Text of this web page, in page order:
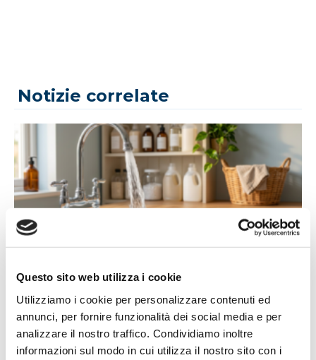
Questo sito web utilizza i cookie
Utilizziamo i cookie per personalizzare contenuti ed
annunci, per fornire funzionalità dei social media e per
analizzare il nostro traffico. Condividiamo inoltre
informazioni sul modo in cui utilizza il nostro sito con i
Notizie correlate
Acqua bene prezioso: un appello alla
responsabilità di tutti
L'estate porta con sé giornate più calde, campagne più
assetate...